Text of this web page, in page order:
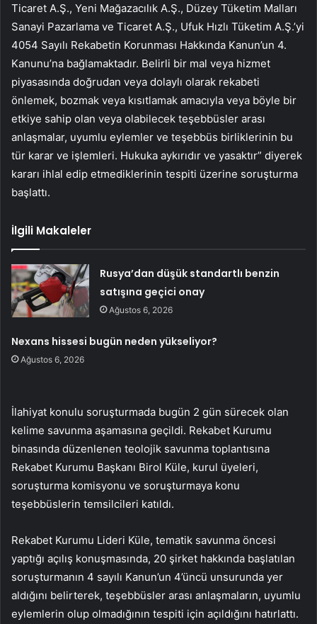
Ticaret A.Ş., Yeni Mağazacılık A.Ş., Düzey Tüketim Malları
Sanayi Pazarlama ve Ticaret A.Ş., Ufuk Hızlı Tüketim A.Ş.’yi
4054 Sayılı Rekabetin Korunması Hakkında Kanun’un 4.
Kanunu’na bağlamaktadır. Belirli bir mal veya hizmet
piyasasında doğrudan veya dolaylı olarak rekabeti
önlemek, bozmak veya kısıtlamak amacıyla veya böyle bir
etkiye sahip olan veya olabilecek teşebbüsler arası
anlaşmalar, uyumlu eylemler ve teşebbüs birliklerinin bu
tür karar ve işlemleri. Hukuka aykırıdır ve yasaktır” diyerek
kararı ihlal edip etmediklerinin tespiti üzerine soruşturma
başlattı.
İlgili Makaleler
Rusya’dan düşük standartlı benzin
satışına geçici onay
Ağustos 6, 2026
Nexans hissesi bugün neden yükseliyor?
Ağustos 6, 2026
İlahiyat konulu soruşturmada bugün 2 gün sürecek olan
kelime savunma aşamasına geçildi. Rekabet Kurumu
binasında düzenlenen teolojik savunma toplantısına
Rekabet Kurumu Başkanı Birol Küle, kurul üyeleri,
soruşturma komisyonu ve soruşturmaya konu
teşebbüslerin temsilcileri katıldı.
Rekabet Kurumu Lideri Küle, tematik savunma öncesi
yaptığı açılış konuşmasında, 20 şirket hakkında başlatılan
soruşturmanın 4 sayılı Kanun’un 4’üncü unsurunda yer
aldığını belirterek, teşebbüsler arası anlaşmaların, uyumlu
eylemlerin olup olmadığının tespiti için açıldığını hatırlattı.